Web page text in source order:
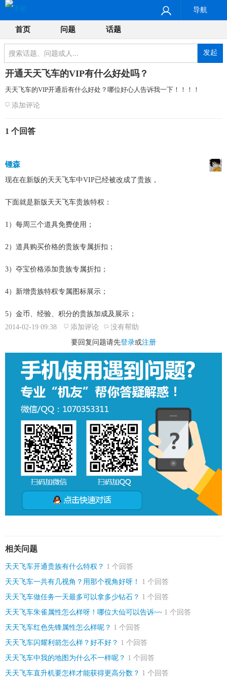
导航
首页 问题 话题
发起
开通天天飞车的VIP有什么好处吗？
天天飞车的VIP开通后有什么好处？哪位好心人告诉我一下！！！！
添加评论
1 个回答
锺森
现在在新版的天天飞车中VIP已经被改成了贵族，
下面就是新版天天飞车贵族特权：
1）每周三个道具免费使用；
2）道具购买价格的贵族专属折扣；
3）夺宝价格添加贵族专属折扣；
4）新增贵族特权专属图标展示；
5）金币、经验、积分的贵族加成及展示；
2014-02-19 09:38
添加评论
没有帮助
要回复问题请先登录或注册
相关问题
天天飞车开通贵族有什么特权？ 1 个回答
天天飞车一共有几视角？用那个视角好呀！
1 个回答
天天飞车做任务一天最多可以拿多少钻石？ 1 个回答
天天飞车朱雀属性怎么样呀！哪位大仙可以告诉~~ 1 个回答
天天飞车红色先锋属性怎么样呢？ 1 个回答
天天飞车闪耀利箭怎么样？好不好？ 1 个回答
天天飞车中我的地图为什么不一样呢？ 1 个回答
天天飞车直升机要怎样才能获得更高分数？ 1 个回答